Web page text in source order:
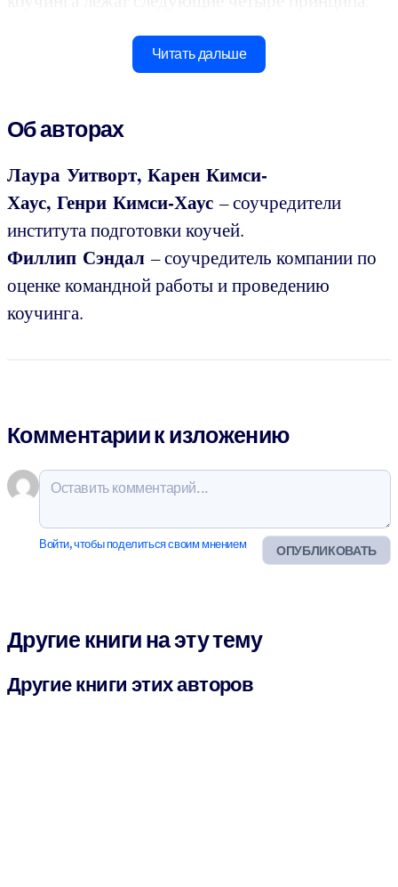
Читать дальше
Об авторах
Лаура Уитворт, Карен Кимси-
Хаус, Генри Кимси-Хаус – соучредители
института подготовки коучей.
Филлип Сэндал – соучредитель компании по
оценке командной работы и проведению
коучинга.
Комментарии к изложению
ОПУБЛИКОВАТЬ
Войти, чтобы поделиться своим мнением
Другие книги на эту тему
Другие книги этих авторов